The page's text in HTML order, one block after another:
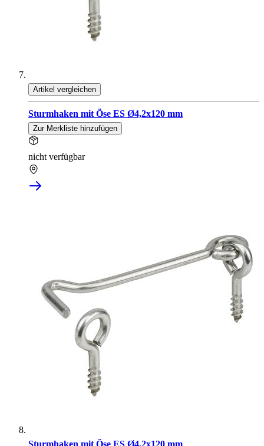
Artikel vergleichen
Sturmhaken mit Öse ES Ø4,2x120 mm
Zur Merkliste hinzufügen
nicht verfügbar
Sturmhaken mit Öse ES Ø4,2x120 mm